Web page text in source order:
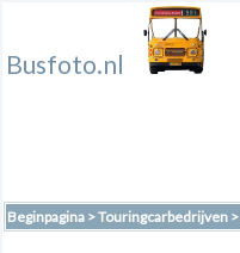
Busfoto.nl
Beginpagina >Touringcarbedrijven >